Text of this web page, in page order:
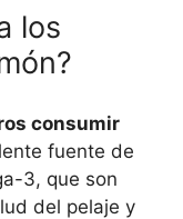
los
consumir
fuente de
3, que son
del pelaje y